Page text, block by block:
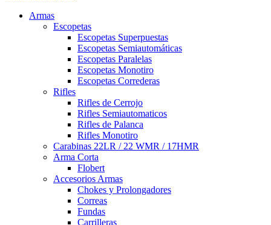
Armas
Escopetas
Escopetas Superpuestas
Escopetas Semiautomáticas
Escopetas Paralelas
Escopetas Monotiro
Escopetas Correderas
Rifles
Rifles de Cerrojo
Rifles Semiautomaticos
Rifles de Palanca
Rifles Monotiro
Carabinas 22LR / 22 WMR / 17HMR
Arma Corta
Flobert
Accesorios Armas
Chokes y Prolongadores
Correas
Fundas
Carrilleras